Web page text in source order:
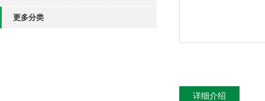
更多分类
详细介绍